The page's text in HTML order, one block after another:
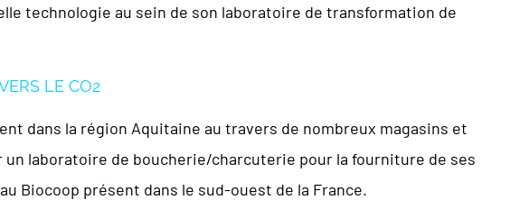
technologie au sein de son laboratoire de transformation de
LE CO2
dans la région Aquitaine au travers de nombreux magasins et
laboratoire de boucherie/charcuterie pour la fourniture de ses
Biocoop présent dans le sud-ouest de la France.